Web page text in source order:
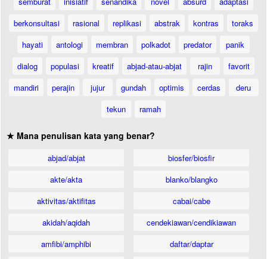
berkonsultasi
rasional replikasi abstrak kontras
toraks
hayati
antologi membran polkadot predator
panik
dialog
populasi kreatif abjad-atau-abjat rajin
favorit
mandiri
perajin jujur gundah optimis cerdas
deru
tekun
ramah
★ Mana penulisan kata yang benar?
abjad/abjat
akte/akta
aktivitas/aktifitas
akidah/aqidah
amfibi/amphibi
biosfer/biosfir
blanko/blangko
cabai/cabe
cendekiawan/cendikiawan
daftar/daptar